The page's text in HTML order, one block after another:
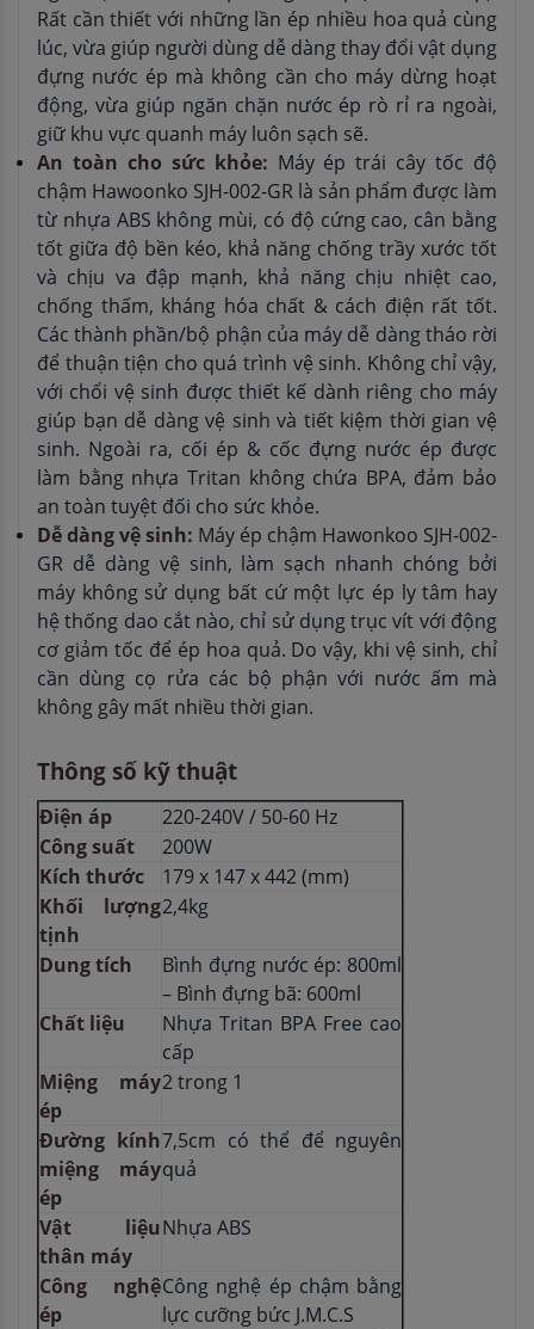
Rất cần thiết với những lần ép nhiều hoa quả cùng
lúc, vừa giúp người dùng dễ dàng thay đổi vật dụng
đựng nước ép mà không cần cho máy dừng hoạt
động, vừa giúp ngăn chặn nước ép rò rỉ ra ngoài,
giữ khu vực quanh máy luôn sạch sẽ.
An toàn cho sức khỏe: Máy ép trái cây tốc độ
chậm Hawoonko SJH-002-GR là sản phẩm được làm
từ nhựa ABS không mùi, có độ cứng cao, cân bằng
tốt giữa độ bền kéo, khả năng chống trầy xước tốt
và chịu va đập mạnh, khả năng chịu nhiệt cao,
chống thấm, kháng hóa chất & cách điện rất tốt.
Các thành phần/bộ phận của máy dễ dàng tháo rời
để thuận tiện cho quá trình vệ sinh. Không chỉ vậy,
với chổi vệ sinh được thiết kế dành riêng cho máy
giúp bạn dễ dàng vệ sinh và tiết kiệm thời gian vệ
sinh. Ngoài ra, cối ép & cốc đựng nước ép được
làm bằng nhựa Tritan không chứa BPA, đảm bảo
an toàn tuyệt đối cho sức khỏe.
Dễ dàng vệ sinh: Máy ép chậm Hawonkoo SJH-002-
GR dễ dàng vệ sinh, làm sạch nhanh chóng bởi
máy không sử dụng bất cứ một lực ép ly tâm hay
hệ thống dao cắt nào, chỉ sử dụng trục vít với động
cơ giảm tốc để ép hoa quả. Do vậy, khi vệ sinh, chỉ
cần dùng cọ rửa các bộ phận với nước ấm mà
không gây mất nhiều thời gian.
Thông số kỹ thuật
Điện áp
220-240V / 50-60 Hz
Công suất
200W
Kích thước
179 x 147 x 442 (mm)
Khối lượng
tịnh
2,4kg
Dung tích
Bình đựng nước ép: 800ml
– Bình đựng bã: 600ml
Chất liệu
Nhựa Tritan BPA Free cao
cấp
Miệng máy
ép
2 trong 1
Đường kính
miệng máy
ép
7,5cm có thể để nguyên
quả
Vật liệu
thân máy
Nhựa ABS
Công nghệ
ép
Công nghệ ép chậm bằng
lực cưỡng bức J.M.C.S